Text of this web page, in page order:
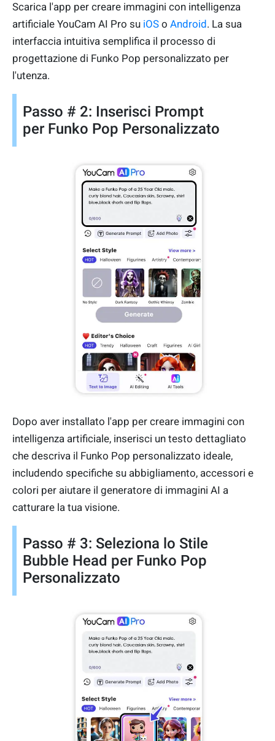
Scarica l'app per creare immagini con intelligenza
artificiale YouCam AI Pro su iOS o Android. La sua
interfaccia intuitiva semplifica il processo di
progettazione di Funko Pop personalizzato per
l'utenza.
Passo # 2: Inserisci Prompt
per Funko Pop Personalizzato
Dopo aver installato l'app per creare immagini con
intelligenza artificiale, inserisci un testo dettagliato
che descriva il Funko Pop personalizzato ideale,
includendo specifiche su abbigliamento, accessori e
colori per aiutare il generatore di immagini AI a
catturare la tua visione.
Passo # 3: Seleziona lo Stile
Bubble Head per Funko Pop
Personalizzato